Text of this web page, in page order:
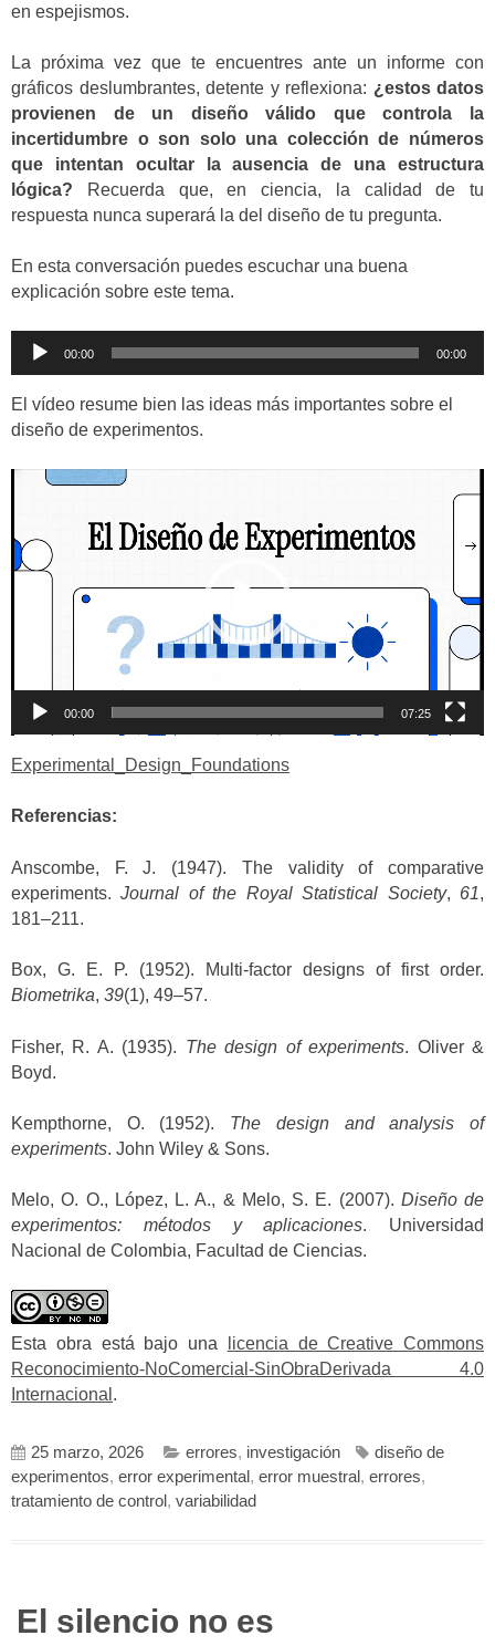
en espejismos.
La próxima vez que te encuentres ante un informe con
gráficos deslumbrantes, detente y reflexiona: ¿estos datos
provienen de un diseño válido que controla la
incertidumbre o son solo una colección de números
que intentan ocultar la ausencia de una estructura
lógica? Recuerda que, en ciencia, la calidad de tu
respuesta nunca superará la del diseño de tu pregunta.
En esta conversación puedes escuchar una buena
explicación sobre este tema.
Reproductor
audio
00:00 00:00
El vídeo resume bien las ideas más importantes sobre el
diseño de experimentos.
Reproductor
00:00 07:25
Experimental_Design_Foundations
Referencias:
Anscombe, F. J. (1947). The validity of comparative
experiments.Journal of the Royal Statistical Society, 61,
181–211.
Box, G. E. P. (1952). Multi-factor designs of first order.
Biometrika, 39(1), 49–57.
Fisher, R. A. (1935). The design of experiments. Oliver &
Boyd.
Kempthorne, O. (1952). The design and analysis of
experiments. John Wiley & Sons.
Melo, O. O., López, L. A., & Melo, S. E. (2007). Diseño de
experimentos: métodos y aplicaciones. Universidad
Nacional de Colombia, Facultad de Ciencias.
Esta obra está bajo una
licencia de Creative Commons
Reconocimiento-NoComercial-SinObraDerivada 4.0
Internacional .
25 marzo, 2026 errores, investigación
diseño de
experimentos, error experimental , error muestral , errores,
tratamiento de control , variabilidad
El silencio no es